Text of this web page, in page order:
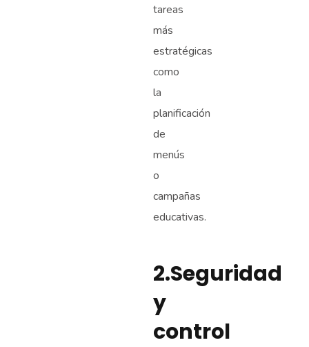
tareas
más
estratégicas
como
la
planificación
de
menús
o
campañas
educativas.
2.Seguridad
y
control